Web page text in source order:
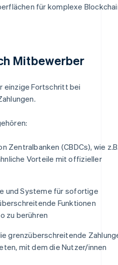
für komplexe
Mitbewerber
einzige Fortschritt bei
Zentralbanken (CBDCs), wie
Vorteile mit offizieller
und Systeme für sofortige
Funktionen
zu berühren
grenzüberschreitende
mit dem die Nutzer/innen